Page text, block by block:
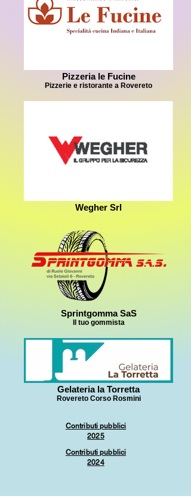
Pizzeria le Fucine
Pizzerie e ristorante a Rovereto
Wegher Srl
Sprintgomma SaS
Il tuo gommista
Gelateria la Torretta
Rovereto Corso Rosmini
Contributi pubblici
2025
Contributi pubblici
2024